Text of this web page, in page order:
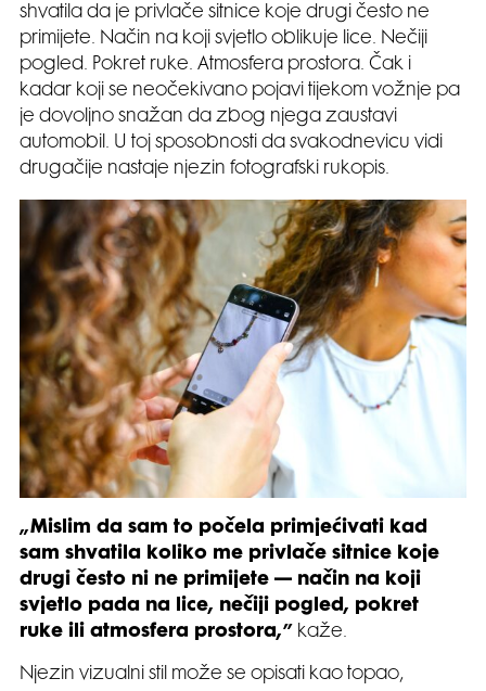
shvatila da je privlače sitnice koje drugi često ne
primijete. Način na koji svjetlo oblikuje lice. Nečiji
pogled. Pokret ruke. Atmosfera prostora. Čak i
kadar koji se neočekivano pojavi tijekom vožnje pa
je dovoljno snažan da zbog njega zaustavi
automobil. U toj sposobnosti da svakodnevicu vidi
drugačije nastaje njezin fotografski rukopis.
„Mislim da sam to počela primjećivati kad
sam shvatila koliko me privlače sitnice koje
drugi često ni ne primijete — način na koji
svjetlo pada na lice, nečiji pogled, pokret
ruke ili atmosfera prostora,” kaže.
Njezin vizualni stil može se opisati kao topao,